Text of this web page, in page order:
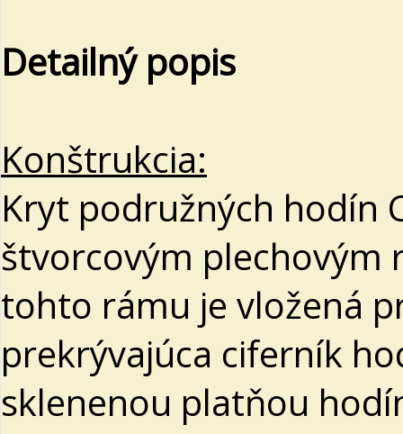
Detailný popis
Konštrukcia:
Kryt podružných hodín
štvorcovým plechovým
tohto rámu je vložená
prekrývajúca ciferník
sklenenou platňou